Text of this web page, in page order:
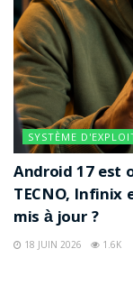
SYSTÈME
Android 17 est
TECNO, Infinix
mis à jour ?
18 JUIN 2026 1.6K